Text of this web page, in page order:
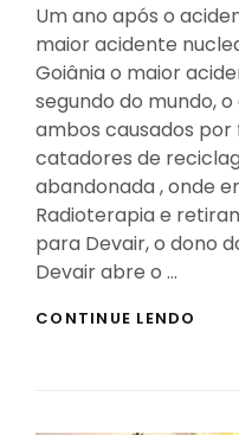
Um ano após o
maior acidente
Goiânia o maior
segundo do mundo,
ambos causados por
catadores de
abandonada , onde
Radioterapia e
para Devair, o dono
Devair abre o …
CONTINUE LENDO